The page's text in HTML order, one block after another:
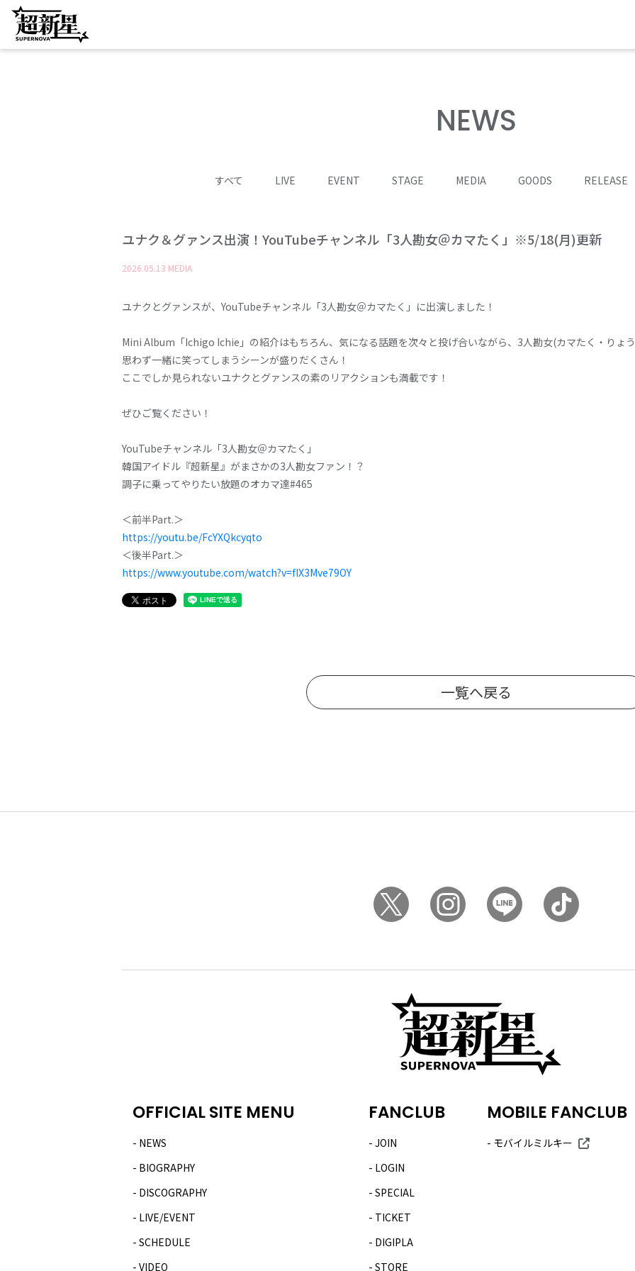
NEWS
すべて LIVE EVENT STAGE MEDIA GOODS RELEASE
ユナク＆グァンス出演！YouTubeチャンネル「3人勘女＠カマたく」※5/18(月)更新
2026.05.13 MEDIA
ユナクとグァンスが、YouTubeチャンネル「3人勘女＠カマたく」に出演しました！
Mini Album「Ichigo Ichie」の紹介はもちろん、気になる話題を次々と投げ合いながら、3人勘女(カマたく・りょ
思わず一緒に笑ってしまうシーンが盛りだくさん！
ここでしか見られないユナクとグァンスの素のリアクションも満載です！
ぜひご覧ください！
YouTubeチャンネル「3人勘女＠カマたく」
韓国アイドル『超新星』がまさかの3人勘女ファン！？
調子に乗ってやりたい放題のオカマ達#465
＜前半Part.＞
https://youtu.be/FcYXQkcyqto
＜後半Part.＞
https://www.youtube.com/watch?v=fIX3Mve79OY
一覧へ戻る
OFFICIAL SITE MENU
NEWS
BIOGRAPHY
DISCOGRAPHY
LIVE/EVENT
SCHEDULE
VIDEO
FANCLUB
JOIN
LOGIN
SPECIAL
TICKET
DIGIPLA
STORE
MOBILE FANCLUB
モバイルミルキー